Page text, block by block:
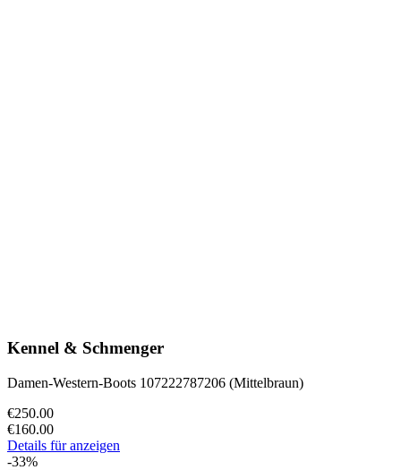
Kennel & Schmenger
Damen-Western-Boots 107222787206 (Mittelbraun)
€250.00
€160.00
Details für anzeigen
-33%